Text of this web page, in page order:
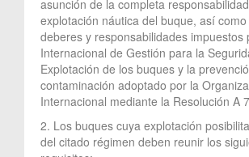
asunción de la completa
explotación náutica del buque, así
deberes y responsabilidades impuestos
Internacional de Gestión para la
Explotación de los buques y la
contaminación adoptado por la
Internacional mediante la Resolución A
2. Los buques cuya explotación
del citado régimen deben reunir los